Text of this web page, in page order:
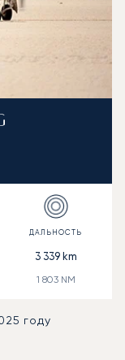
3 339km
1 803NM
году